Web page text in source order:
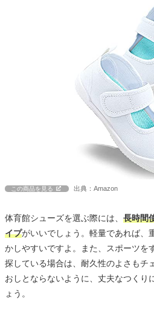
この商品を見る 出典：Amazon
体育館シューズを選ぶ際には、 長時間
イプがいいでしょう。軽量であれば、
かしやすいですよ。また、スポーツを
探している場合は、耐久性のよさもチ
おしとならないように、丈夫なつくり
ょう。